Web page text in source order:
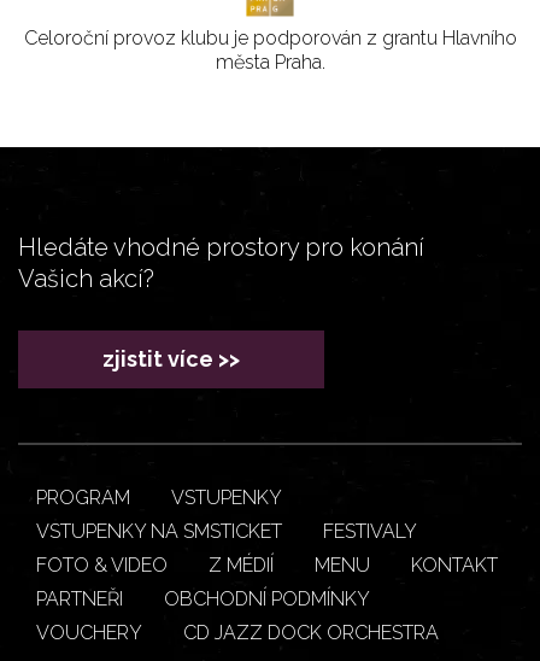
Celoroční provoz klubu je podporován z grantu Hlavního
města Praha.
Hledáte vhodné prostory pro konání
Vašich akcí?
zjistit více >>
PROGRAM
VSTUPENKY
VSTUPENKY NA SMSTICKET
FESTIVALY
FOTO & VIDEO
Z MÉDIÍ MENU
KONTAKT
PARTNEŘI
OBCHODNÍ PODMÍNKY
VOUCHERY
CD JAZZ DOCK ORCHESTRA